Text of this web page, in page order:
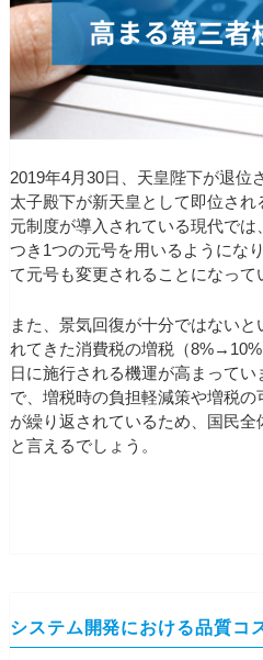
2019年4月30日、天皇陛下が退位
太子殿下が新天皇として即位さ
元制度が導入されている現代で
つき1つの元号を用いるようにな
て元号も変更されることになって
また、景気回復が十分ではない
れてきた消費税の増税（
日に施行される機運が高まって
で、増税時の負担軽減策や増税
が繰り返されているため、国民
と言えるでしょう。
システム開発における品質コ